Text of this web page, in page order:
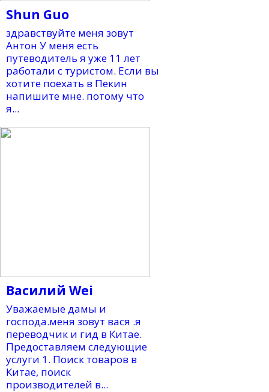
Shun Guo
здравствуйте меня зовут
Антон У меня есть
путеводитель я уже 11 лет
работали с туристом. Если вы
хотите поехать в Пекин
напишите мне. потому что
я...
Василий Wei
Уважаемые дамы и
господа.меня зовут вася .я
переводчик и гид в Китае.
Предоставляем следующие
услуги 1. Поиск товаров в
Китае, поиск
производителей в...